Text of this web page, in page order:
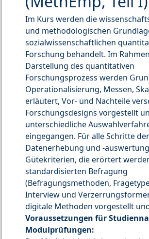
Im Kurs werden die
und methodologischen
sozialwissenschaftlichen
Forschung behandelt. Im
Darstellung des quantitativen
Forschungsprozess werden
Operationalisierung, Messen,
erläutert, Vor- und Nachteile
Forschungsdesigns vorgestellt
unterschiedliche
eingegangen. Für alle Schritte der
Datenerhebung und -
Gütekriterien, die erörtert
standardisierten Befragung
(Befragungsmethoden,
Interview und
digitale Methoden vorgestellt
Voraussetzungen für
Modulprüfungen: